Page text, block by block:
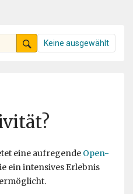
Keine ausgewählt
eine aufregende Open-
ein intensives Erlebnis